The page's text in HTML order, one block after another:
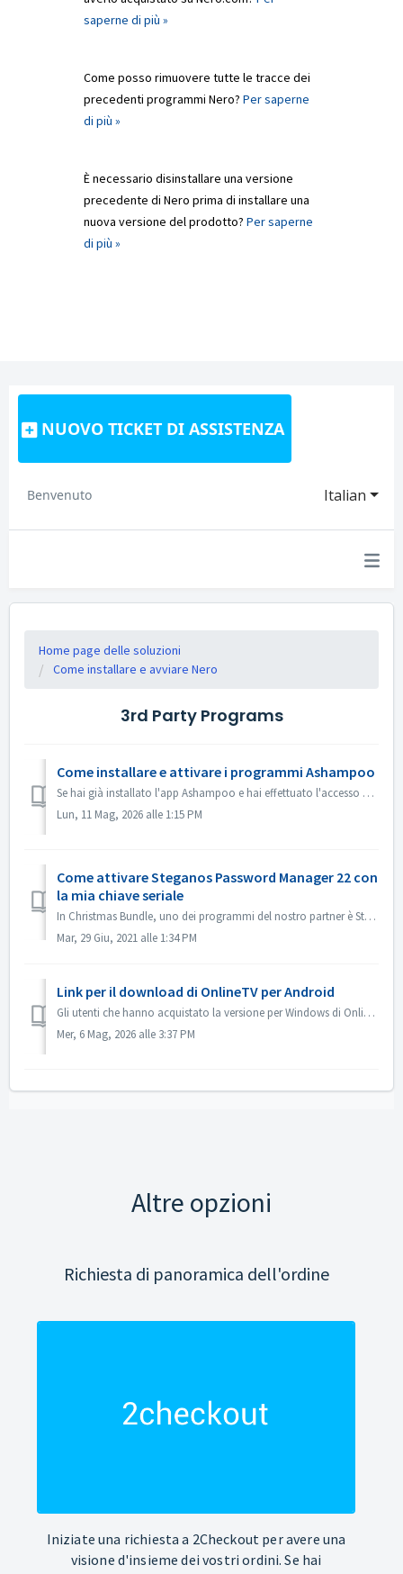
saperne di più »
Come posso rimuovere tutte le tracce dei
precedenti programmi Nero? Per saperne
di più »
È necessario disinstallare una versione
precedente di Nero prima di installare una
nuova versione del prodotto? Per saperne
di più »
NUOVO TICKET DI ASSISTENZA
Italian
Benvenuto
Home page delle soluzioni
Come installare e avviare Nero
3rd Party Programs
Come installare e attivare i programmi Ashampoo
Se hai già installato l'app Ashampoo e hai effettuato l'accesso con il tuo account, passa direttamente al punto 7. Nota bene: scarica e installa il...
Lun, 11 Mag, 2026 alle 1:15 PM
Come attivare Steganos Password Manager 22 con
la mia chiave seriale
In Christmas Bundle, uno dei programmi del nostro partner è Steganos Password Manager 22. Nell'e-mail con le informazioni sull'ordine, si ottiene la...
Mar, 29 Giu, 2021 alle 1:34 PM
Link per il download di OnlineTV per Android
Gli utenti che hanno acquistato la versione per Windows di OnlineTV 20 possono scaricare la versione per Android dai seguenti link: 32 bit: https://es2g.de/...
Mer, 6 Mag, 2026 alle 3:37 PM
Altre opzioni
Richiesta di panoramica dell'ordine
Iniziate una richiesta a 2Checkout per avere una
visione d'insieme dei vostri ordini. Se hai